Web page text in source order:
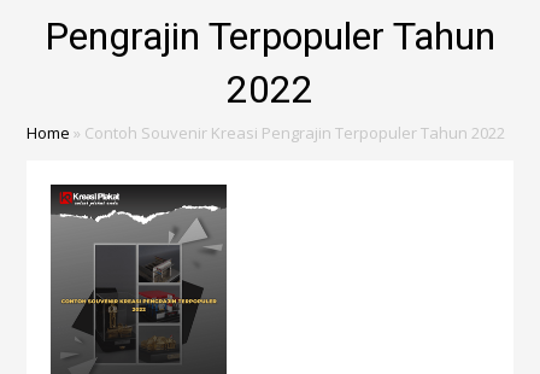
Pengrajin Terpopuler Tahun
2022
Home » Contoh Souvenir Kreasi Pengrajin Terpopuler Tahun 2022